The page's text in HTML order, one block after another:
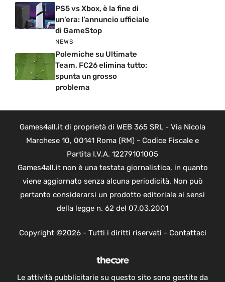
PS5 vs Xbox, è la fine di
un’era: l’annuncio ufficiale
di GameStop
NEWS
Polemiche su Ultimate
Team, FC26 elimina tutto:
spunta un grosso
problema
Games4all.it di proprietà di WEB 365 SRL - Via Nicola
Marchese 10, 00141 Roma (RM) - Codice Fiscale e
Partita I.V.A. 12279101005
Games4all.it non è una testata giornalistica, in quanto
viene aggiornato senza alcuna periodicità. Non può
pertanto considerarsi un prodotto editoriale ai sensi
della legge n. 62 del 07.03.2001
Copyright ©2026 - Tutti i diritti riservati - Contattaci
Le attività pubblicitarie su questo sito sono gestite da